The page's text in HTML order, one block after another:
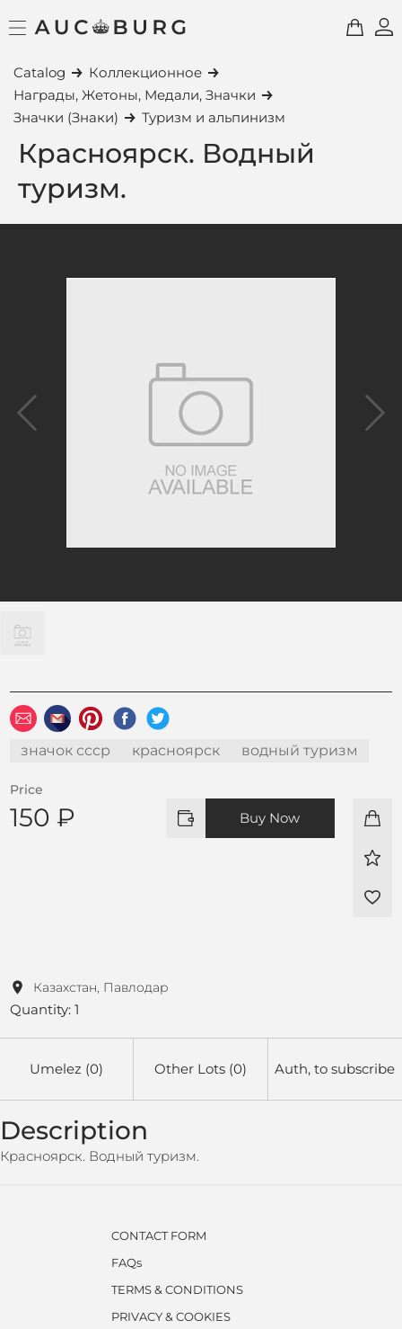
Catalog
Коллекционное
Награды, Жетоны, Медали, Значки
Значки (Знаки)
Туризм и альпинизм
Красноярск. Водный
туризм.
значок ссср красноярск водный туризм
Price
150 ₽ Buy Now
Казахстан, Павлодар
Quantity: 1
Umelez (0) Other Lots (0) Auth, to subscribe
Description
Красноярск. Водный туризм.
CONTACT FORM
FAQs
TERMS & CONDITIONS
PRIVACY & COOKIES